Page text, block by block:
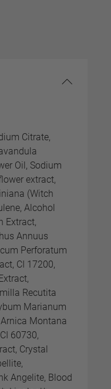
Citrate,
Oil, Sodium
extract,
(Witch
Alcohol
Extract,
Annuus
Perforatum
CI 17200,
Recutita
Marianum
Montana
60730,
Crystal
Angelite, Blood